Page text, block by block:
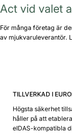
Act vid valet
För många företag är
av mjukvaruleverantör.
TILLVERKAD I
Högsta säkerhet
håller på att
eIDAS-kompatibla